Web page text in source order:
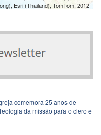
Esri (Thailand), TomTom, 2012
comemora 25 anos de
da missão para o clero e